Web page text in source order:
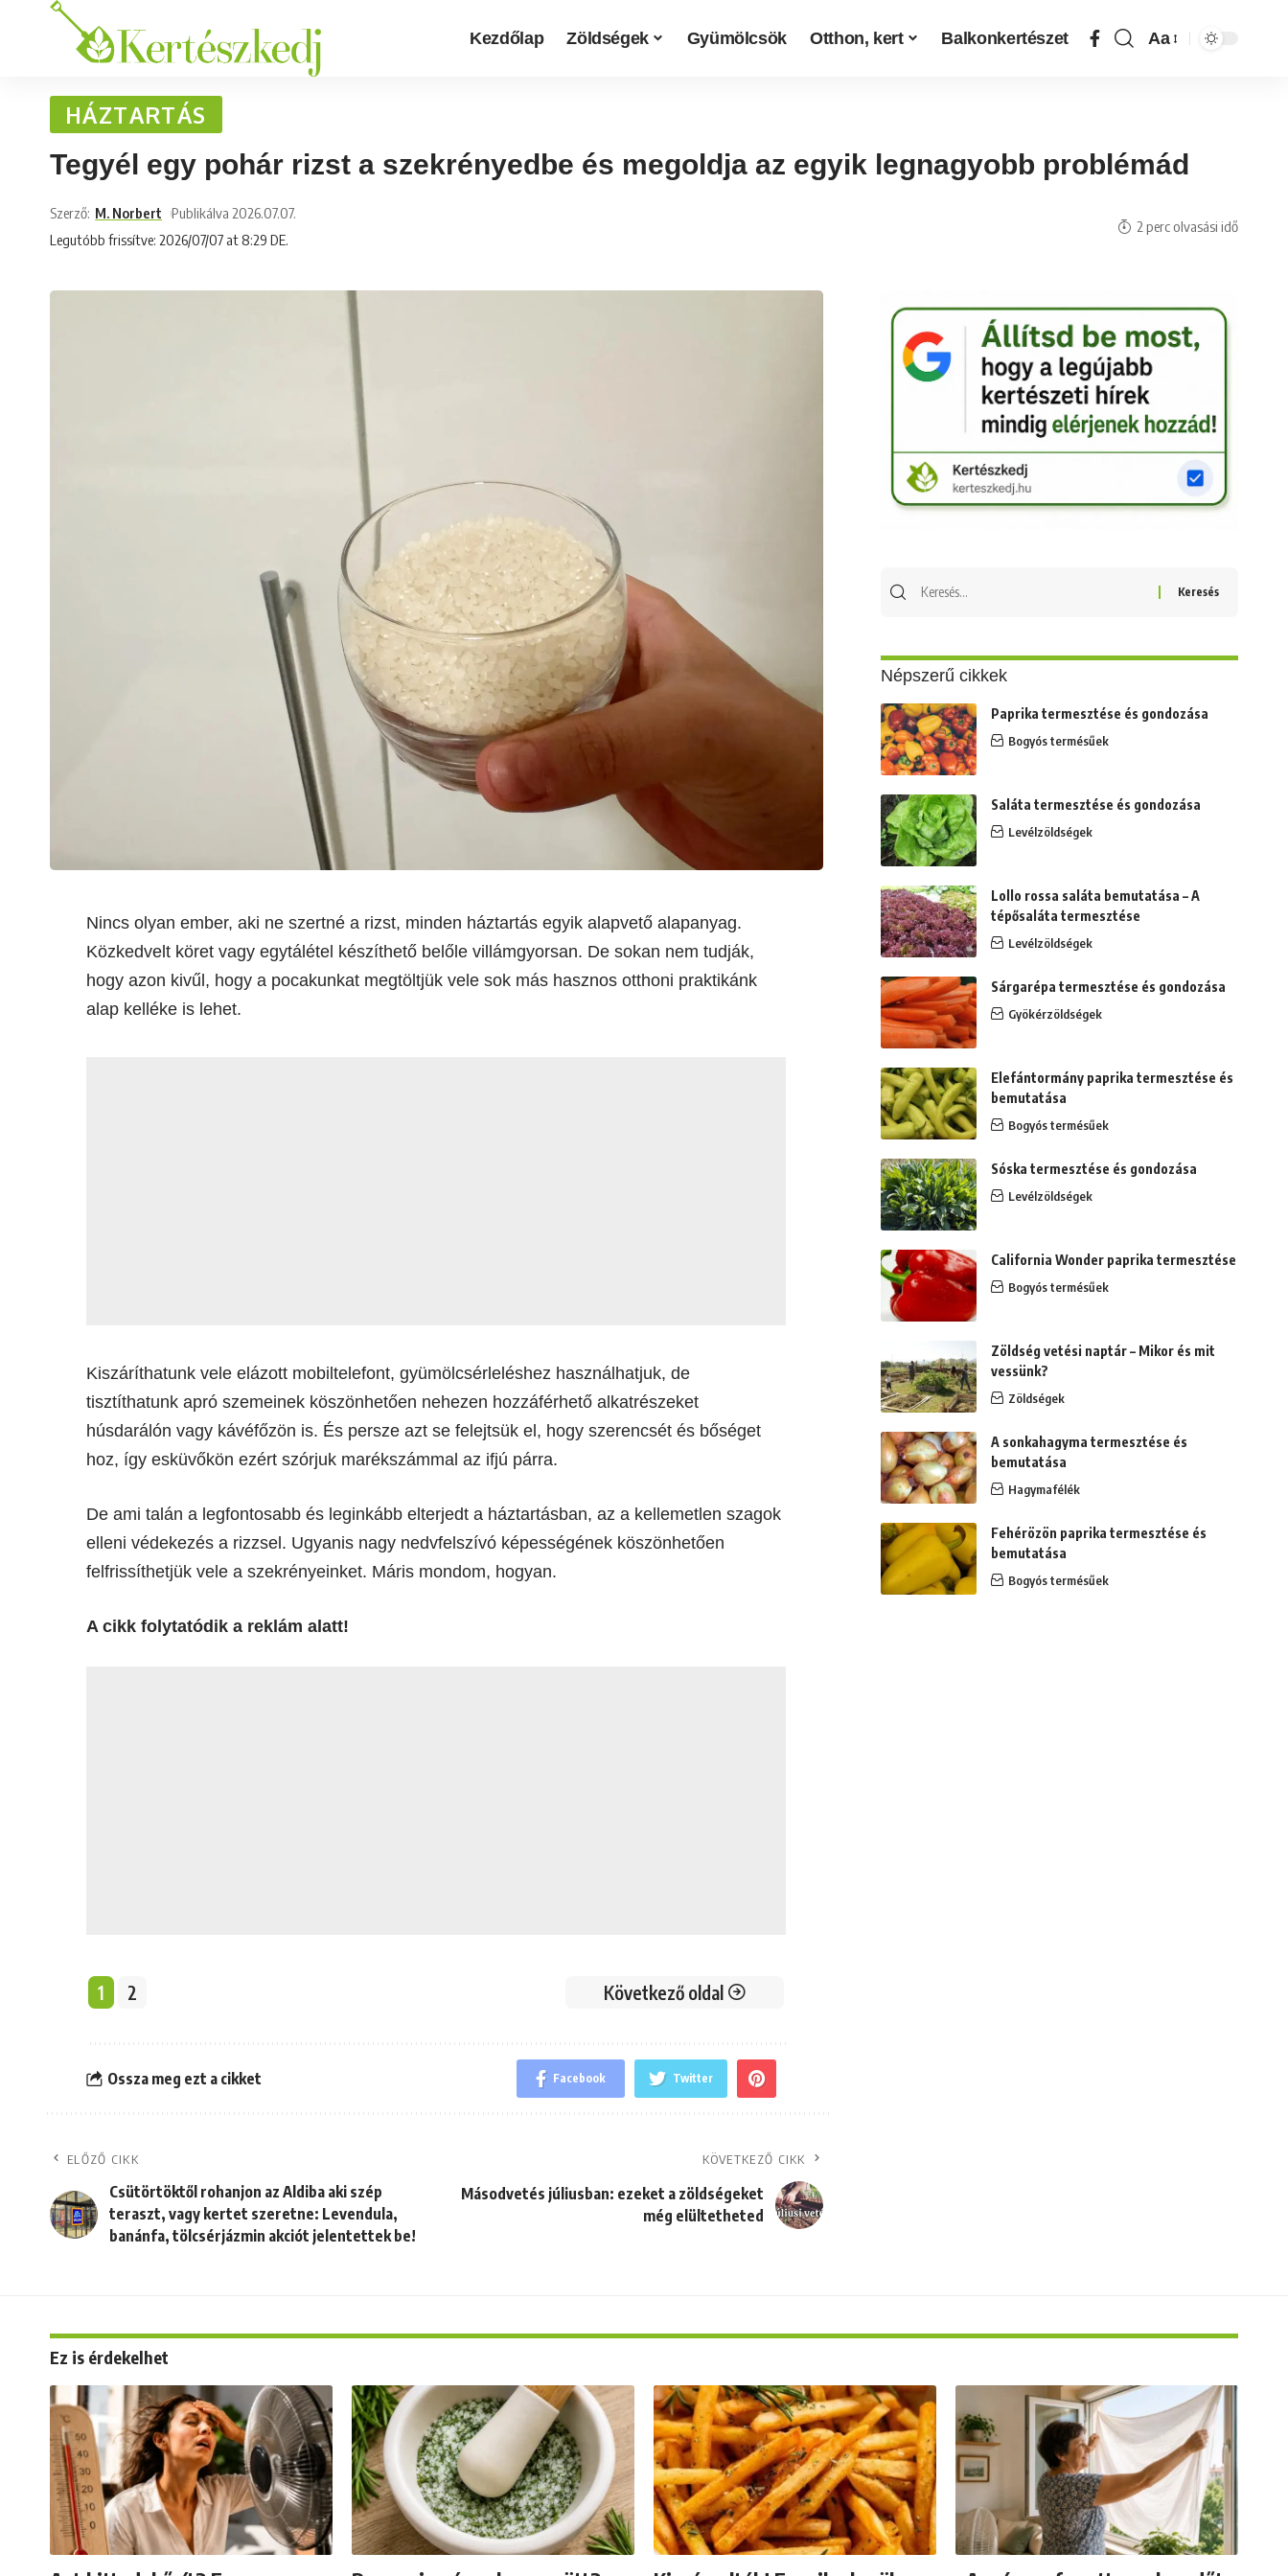
Kezdőlap Zöldségek Gyümölcsök Otthon, kert Balkonkertészet Aa
HÁZTARTÁS
Tegyél egy pohár rizst a szekrényedbe és megoldja az egyik legnagyobb problémád
Legutóbb frissítve: 2026/07/07 at 8:29 DE.
Szerző: M. Norbert Publikálva 2026.07.07.
2 perc olvasási idő
Nincs olyan ember, aki ne szertné a rizst, minden háztartás egyik alapvető alapanyag.
Közkedvelt köret vagy egytálétel készíthető belőle villámgyorsan. De sokan nem tudják,
hogy azon kivűl, hogy a pocakunkat megtöltjük vele sok más hasznos otthoni praktikánk
alap kelléke is lehet.
Kiszáríthatunk vele elázott mobiltelefont, gyümölcsérleléshez használhatjuk, de
tisztíthatunk apró szemeinek köszönhetően nehezen hozzáférhető alkatrészeket
húsdarálón vagy kávéfőzön is. És persze azt se felejtsük el, hogy szerencsét és bőséget
hoz, így esküvőkön ezért szórjuk marékszámmal az ifjú párra.
De ami talán a legfontosabb és leginkább elterjedt a háztartásban, az a kellemetlen szagok
elleni védekezés a rizzsel. Ugyanis nagy nedvfelszívó képességének köszönhetően
felfrissíthetjük vele a szekrényeinket. Máris mondom, hogyan.
A cikk folytatódik a reklám alatt!
1 2 Következő oldal
Ossza meg ezt a cikket Facebook Twitter
ELŐZŐ CIKK
Csütörtöktől rohanjon az Aldiba aki szép
teraszt, vagy kertet szeretne: Levendula,
banánfa, tölcsérjázmin akciót jelentettek be!
KÖVETKEZŐ CIKK
Másodvetés júliusban: ezeket a zöldségeket
még elültetheted
Népszerű cikkek
Paprika termesztése és gondozása
Bogyós termésűek
Saláta termesztése és gondozása
Levélzöldségek
Lollo rossa saláta bemutatása – A
tépősaláta termesztése
Levélzöldségek
Sárgarépa termesztése és gondozása
Gyökérzöldségek
Elefántormány paprika termesztése és
bemutatása
Bogyós termésűek
Sóska termesztése és gondozása
Levélzöldségek
California Wonder paprika termesztése
Bogyós termésűek
Zöldség vetési naptár – Mikor és mit
vessünk?
Zöldségek
A sonkahagyma termesztése és
bemutatása
Hagymafélék
Fehérözön paprika termesztése és
bemutatása
Bogyós termésűek
Ez is érdekelhet